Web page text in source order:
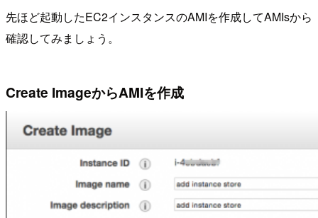
先ほど起動したEC2インスタンスのAMIを作成してAMIsから
確認してみましょう。
Create ImageからAMIを作成